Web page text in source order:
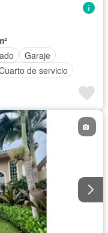
Garaje
de servicio